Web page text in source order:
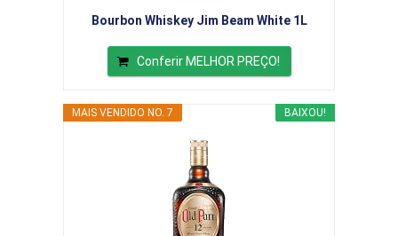
Bourbon Whiskey Jim Beam White 1L
Conferir MELHOR PREÇO!
BAIXOU!
MAIS VENDIDO NO. 7